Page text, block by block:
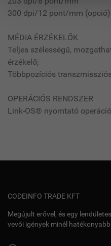
300 dpi/12 pont/mm (opció)
MÉDIA ÉRZÉKELŐK
Teljes szélességű,
érzékelő;
Többpozíciós
OPERÁCIÓS RENDSZER
Link-OS® nyomtató
CODEINFO TRADE KFT
Megújult erővel, és egy
vevői igények minél